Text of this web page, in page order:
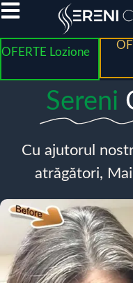
OFERTE Lozione
Sereni
Cu ajutorul
atrăgători,